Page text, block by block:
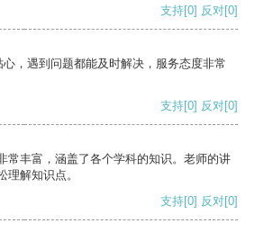
支持[0] 反对[0]
，遇到问题都能及时解决，服务态度非常
支持[0] 反对[0]
常丰富，涵盖了各个学科的知识。老师的讲
理解知识点。
支持[0] 反对[0]